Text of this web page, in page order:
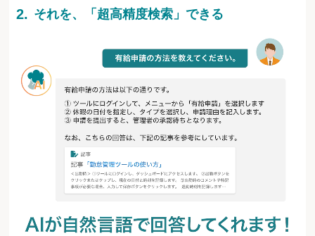
それを、「超高精度検索」できる